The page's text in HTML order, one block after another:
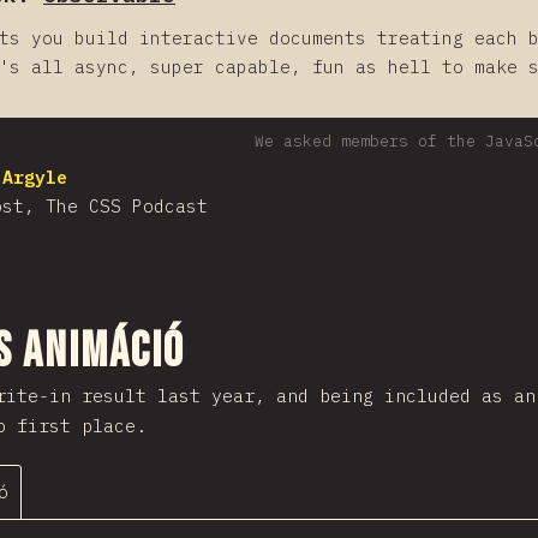
you build interactive documents treating
all async, super capable, fun as hell to make
We asked members of the
Argyle
The CSS Podcast
animáció
in result last year, and being included as
first place.